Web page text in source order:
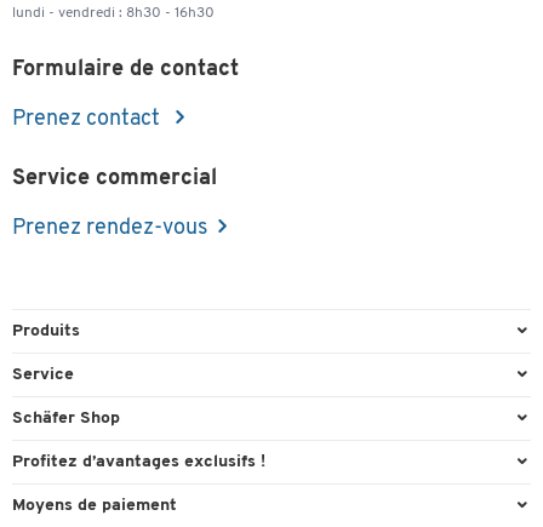
lundi - vendredi : 8h30 - 16h30
Formulaire de contact
Prenez contact
Service commercial
Prenez rendez-vous
Produits
Emballage et expédition
Fournitures de bureau
Mobilier de bureau
Service
Aperçu des n° de tél.
Contact & Callback
Schäfer Shop
A propos
Profitez d’avantages exclusifs !
Cadeau de bienvenue
Moyens de paiement